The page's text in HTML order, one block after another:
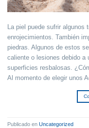
La piel puede sufrir
enrojecimientos. También
piedras. Algunos de estos
caliente o lesiones debido a
superficies resbalosas.
Al momento de elegir unos
Publicado en Uncategorized